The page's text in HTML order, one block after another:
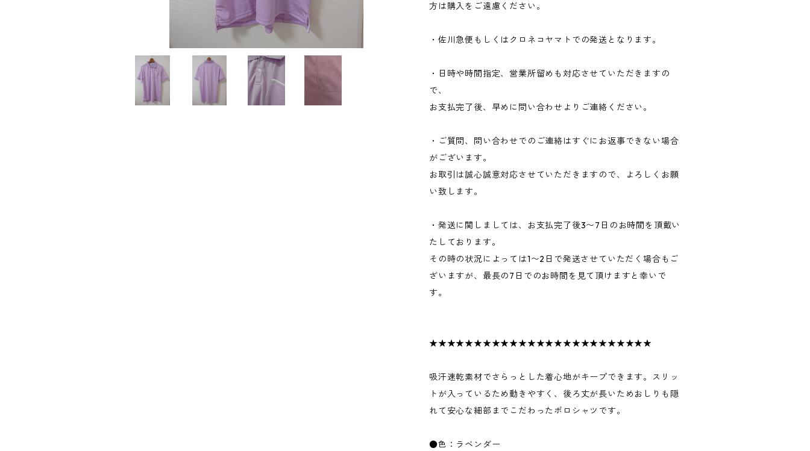
方は購入をご遠慮ください。
・佐川急便もしくはクロネコヤマトでの発送となります。
・日時や時間指定、営業所留めも対応させていただきますの
で、
お支払完了後、早めに問い合わせよりご連絡ください。
・ご質問、問い合わせでのご連絡はすぐにお返事できない場合
がございます。
お取引は誠心誠意対応させていただきますので、よろしくお願
い致します。
・発送に関しましては、お支払完了後3〜7日のお時間を頂戴い
たしております。
その時の状況によっては1〜2日で発送させていただく場合もご
ざいますが、最長の7日でのお時間を見て頂けますと幸いで
す。
★★★★★★★★★★★★★★★★★★★★★★★★★
吸汗速乾素材でさらっとした着心地がキープできます。スリッ
トが入っているため動きやすく、後ろ丈が長いためおしりも隠
れて安心な細部までこだわったポロシャツです。
●色：ラベンダー